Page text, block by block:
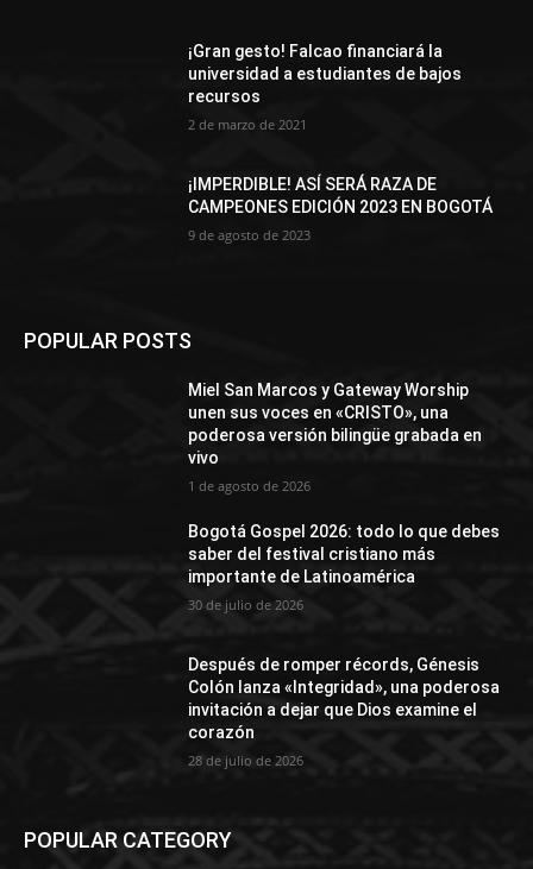
¡Gran gesto! Falcao financiará la
universidad a estudiantes de bajos
recursos
2 de marzo de 2021
¡IMPERDIBLE! ASÍ SERÁ RAZA DE
CAMPEONES EDICIÓN 2023 EN BOGOTÁ
9 de agosto de 2023
POPULAR POSTS
Miel San Marcos y Gateway Worship
unen sus voces en «CRISTO», una
poderosa versión bilingüe grabada en
vivo
1 de agosto de 2026
Bogotá Gospel 2026: todo lo que debes
saber del festival cristiano más
importante de Latinoamérica
30 de julio de 2026
Después de romper récords, Génesis
Colón lanza «Integridad», una poderosa
invitación a dejar que Dios examine el
corazón
28 de julio de 2026
POPULAR CATEGORY